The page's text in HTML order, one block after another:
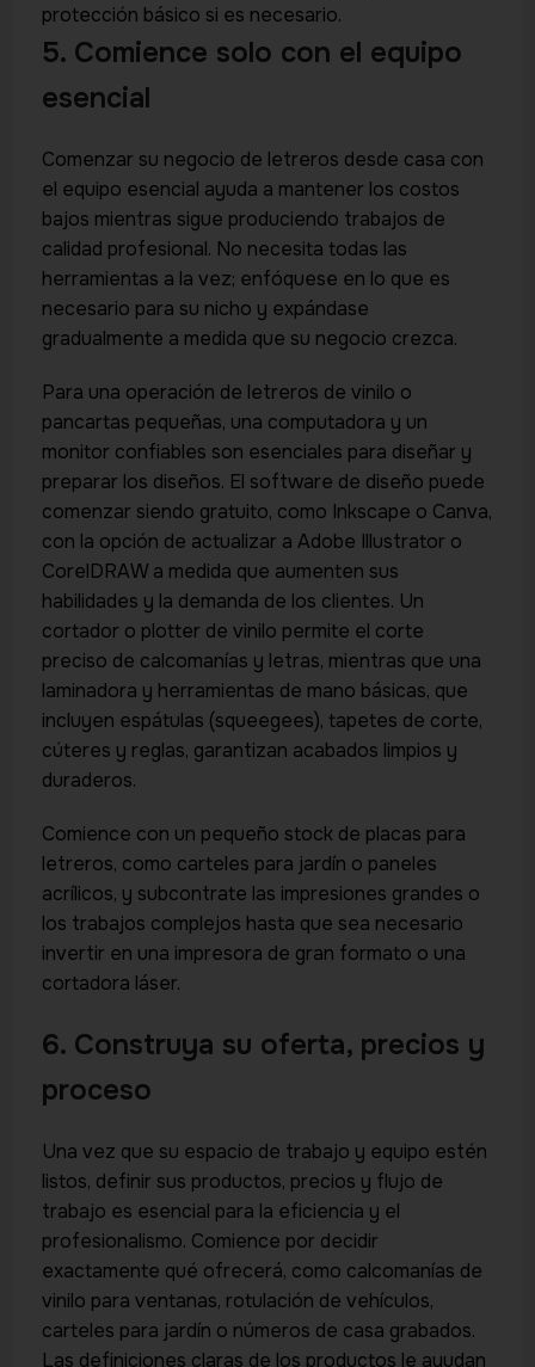
protección básico si es necesario.
5. Comience solo con el equipo
esencial
Comenzar su negocio de letreros desde casa con
el equipo esencial ayuda a mantener los costos
bajos mientras sigue produciendo trabajos de
calidad profesional. No necesita todas las
herramientas a la vez; enfóquese en lo que es
necesario para su nicho y expándase
gradualmente a medida que su negocio crezca.
Para una operación de letreros de vinilo o
pancartas pequeñas, una computadora y un
monitor confiables son esenciales para diseñar y
preparar los diseños. El software de diseño puede
comenzar siendo gratuito, como Inkscape o Canva,
con la opción de actualizar a Adobe Illustrator o
CorelDRAW a medida que aumenten sus
habilidades y la demanda de los clientes. Un
cortador o plotter de vinilo permite el corte
preciso de calcomanías y letras, mientras que una
laminadora y herramientas de mano básicas, que
incluyen espátulas (squeegees), tapetes de corte,
cúteres y reglas, garantizan acabados limpios y
duraderos.
Comience con un pequeño stock de placas para
letreros, como carteles para jardín o paneles
acrílicos, y subcontrate las impresiones grandes o
los trabajos complejos hasta que sea necesario
invertir en una impresora de gran formato o una
cortadora láser.
6. Construya su oferta, precios y
proceso
Una vez que su espacio de trabajo y equipo estén
listos, definir sus productos, precios y flujo de
trabajo es esencial para la eficiencia y el
profesionalismo. Comience por decidir
exactamente qué ofrecerá, como calcomanías de
vinilo para ventanas, rotulación de vehículos,
carteles para jardín o números de casa grabados.
Las definiciones claras de los productos le ayudan